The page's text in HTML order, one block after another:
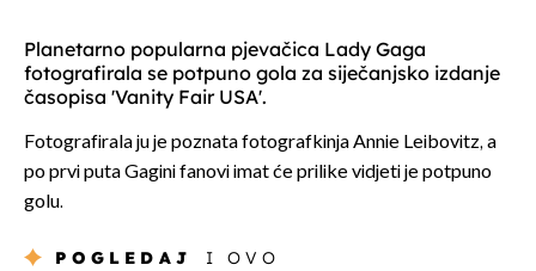
Planetarno popularna pjevačica Lady Gaga
fotografirala se potpuno gola za siječanjsko izdanje
časopisa 'Vanity Fair USA'.
Fotografirala ju je poznata fotografkinja Annie Leibovitz, a
po prvi puta Gagini fanovi imat će prilike vidjeti je potpuno
golu.
POGLEDAJ I OVO